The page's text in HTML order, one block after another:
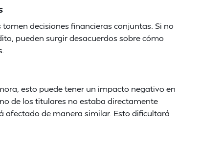
decisiones financieras conjuntas. Si no
pueden surgir desacuerdos sobre cómo
esto puede tener un impacto negativo en
de los titulares no estaba directamente
afectado de manera similar. Esto dificultará